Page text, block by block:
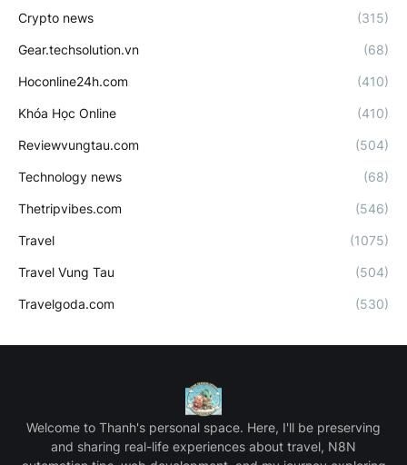
Crypto news (315)
Gear.techsolution.vn (68)
Hoconline24h.com (410)
Khóa Học Online (410)
Reviewvungtau.com (504)
Technology news (68)
Thetripvibes.com (546)
Travel (1075)
Travel Vung Tau (504)
Travelgoda.com (530)
Welcome to Thanh's personal space. Here, I'll be preserving
and sharing real-life experiences about travel, N8N